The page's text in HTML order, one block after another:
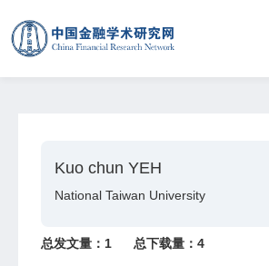
Kuo chun YEH
National Taiwan University
总发文量： 1 总下载量： 4